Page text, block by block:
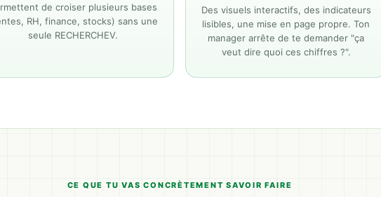
de croiser plusieurs bases
RH, finance, stocks) sans une
seule RECHERCHEV.
Des visuels interactifs, des indicateurs
lisibles, une mise en page propre. Ton
manager arrête de te demander "ça
veut dire quoi ces chiffres ?".
CE QUE TU VAS CONCRÈTEMENT SAVOIR FAIRE